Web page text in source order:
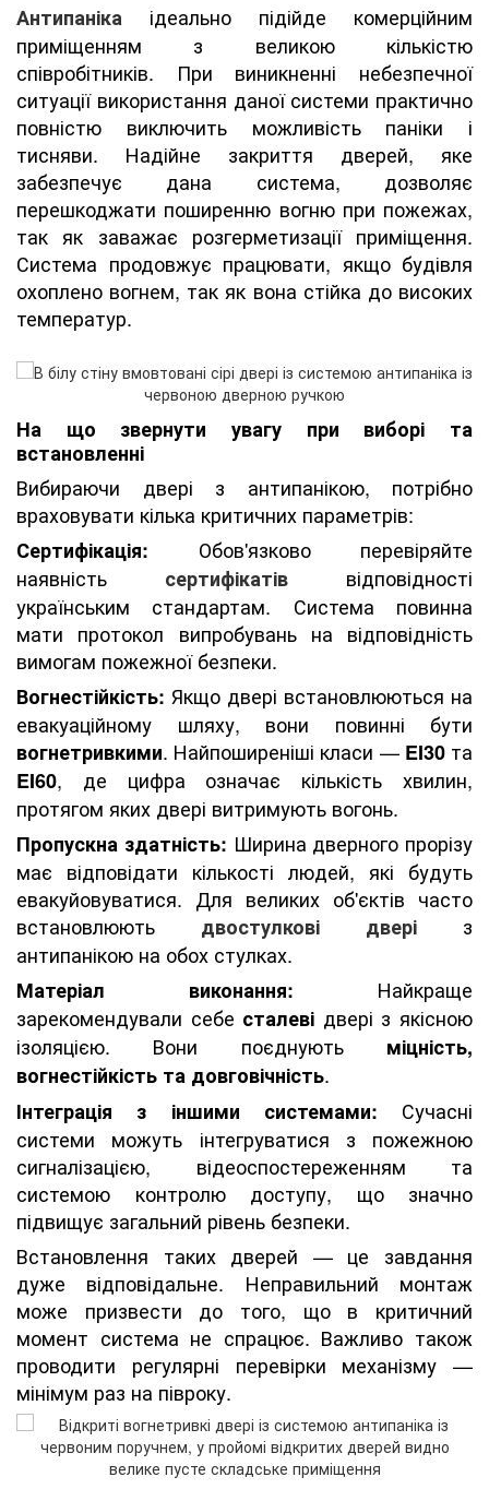
Антипаніка ідеально підійде комерційним
приміщенням з великою кількістю
співробітників. При виникненні небезпечної
ситуації використання даної системи практично
повністю виключить можливість паніки і
тисняви. Надійне закриття дверей, яке
забезпечує дана система, дозволяє
перешкоджати поширенню вогню при пожежах,
так як заважає розгерметизації приміщення.
Система продовжує працювати, якщо будівля
охоплено вогнем, так як вона стійка до високих
температур.
На що звернути увагу при виборі та
встановленні
Вибираючи двері з антипанікою, потрібно
враховувати кілька критичних параметрів:
Сертифікація: Обов'язково перевіряйте
наявність сертифікатів відповідності
українським стандартам. Система повинна
мати протокол випробувань на відповідність
вимогам пожежної безпеки.
Вогнестійкість: Якщо двері встановлюються на
евакуаційному шляху, вони повинні бути
вогнетривкими. Найпоширеніші класи — EI30та
EI60, де цифра означає кількість хвилин,
протягом яких двері витримують вогонь.
Пропускна здатність: Ширина дверного прорізу
має відповідати кількості людей, які будуть
евакуйовуватися. Для великих об'єктів часто
встановлюють двостулкові двері з
антипанікою на обох стулках.
Матеріал виконання: Найкраще
зарекомендували себе сталеві двері з якісною
ізоляцією. Вони поєднують міцність,
вогнестійкість та довговічність.
Інтеграція з іншими системами: Сучасні
системи можуть інтегруватися з пожежною
сигналізацією, відеоспостереженням та
системою контролю доступу, що значно
підвищує загальний рівень безпеки.
Встановлення таких дверей — це завдання
дуже відповідальне. Неправильний монтаж
може призвести до того, що в критичний
момент система не спрацює. Важливо також
проводити регулярні перевірки механізму —
мінімум раз на півроку.